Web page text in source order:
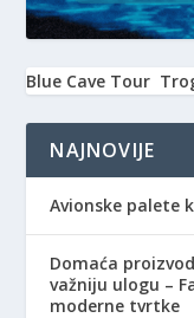
Blue Cave Tour
NAJNOVIJE
Avionske palete
Domaća
važniju ulogu –
moderne tvrtke